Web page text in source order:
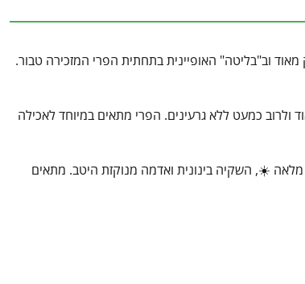
מאוד וב"בליטה" האופיינית בתחתית הפרי המזכירה טבור.
ולרוב כמעט ללא גרעינים. הפרי מתאים במיוחד לאכילה
מלאה ☀️, השקיה בינונית ואדמה מנוקזת היטב. מתאים